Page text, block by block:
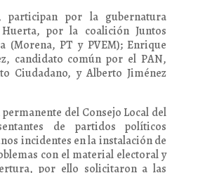
participan por la gubernatura
por la coalición Juntos
(Morena, PT y PVEM); Enrique
candidato común por el PAN,
Ciudadano, y Alberto Jiménez
del Consejo Local del
de partidos políticos
incidentes en la instalación de
con el material electoral y
por ello solicitaron a las